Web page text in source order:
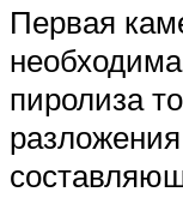
Первая
пиролиза